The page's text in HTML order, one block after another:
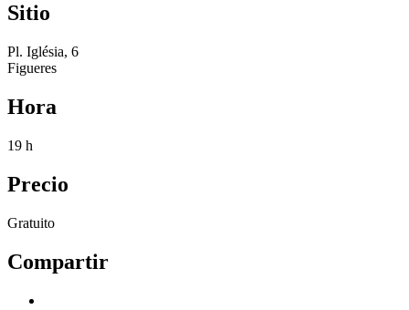
Sitio
Pl. Iglésia, 6
Figueres
Hora
19 h
Precio
Gratuito
Compartir